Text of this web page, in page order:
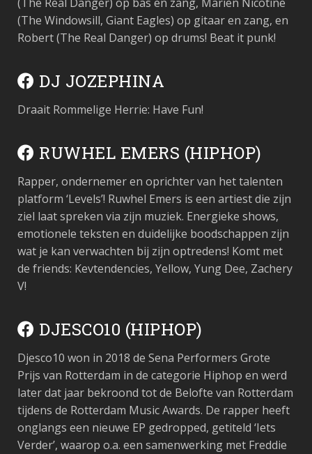
(The Windowsill, Giant Eagles) op gitaar en zang, en
Robert (The Real Danger) op drums! Beat it punk!
DJ JOZEPHINA
Draait Rommelige Herrie: Have Fun!
RUWHEL EMERS (HIPHOP)
Rapper, ondernemer en oprichter van het talenten
platform ‘Levels’! Ruwhel Emers is een artiest die zijn
ziel laat spreken via zijn muziek. Energieke shows,
emotionele teksten en duidelijke boodschappen zijn
wat je kan verwachten bij zijn optredens! Komt met
de friends: Kevtendencies, Yellow, Yung Dee, Zachery
V!
DJESCO10 (HIPHOP)
Djesco10 won in 2018 de Sena Performers Grote
Prijs van Rotterdam in de categorie Hiphop en werd
later dat jaar bekroond tot de Belofte van Rotterdam
tijdens de Rotterdam Music Awards. De rapper heeft
onglangs een nieuwe EP gedropped, getiteld ‘Iets
Verder’, waarop o.a. een samenwerking met Freddie